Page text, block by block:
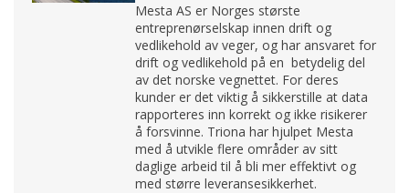
Mesta AS er Norges største
entreprenørselskap innen drift og
vedlikehold av veger, og har ansvaret for
drift og vedlikehold på en betydelig del
av det norske vegnettet. For deres
kunder er det viktig å sikkerstille at data
rapporteres inn korrekt og ikke risikerer
å forsvinne. Triona har hjulpet Mesta
med å utvikle flere områder av sitt
daglige arbeid til å bli mer effektivt og
med større leveransesikkerhet.